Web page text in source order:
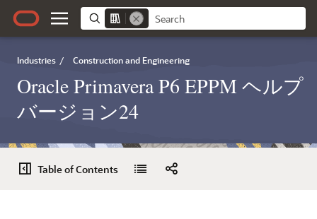
Industries / Construction and Engineering
Oracle Primavera P6 EPPM ヘルプ
バージョン24
Table of Contents